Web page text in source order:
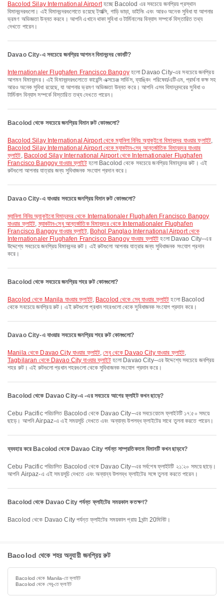
Bacolod Silay International Airportহচ্ছে Bacolod এর সবচেয়ে জনপ্রিয় প্রস্থান
বিমানবন্দরগুলো। এই বিমানবন্দরগুলোতে রয়েছে ট্যাক্সি, গাড়ি ভাড়া, ডাইনিং এবং আরও অনেক সুবিধা যা আপনার
ভ্রমণ অভিজ্ঞতা উন্নত করবে। আপনি এখানে থাকা সুবিধা ও টার্মিনালের বিন্যাস সম্পর্কে বিস্তারিত তথ্য
দেখতে পারেন।
Davao City-এ সবচেয়ে জনপ্রিয় আগমন বিমানবন্দর কোনটি?
Internationaler Flughafen Francisco Bangoyহলো Davao City-এর সবচেয়ে জনপ্রিয়
আগমন বিমানবন্দর। এই বিমানবন্দরগুলোতে কারেন্সি এক্সচেঞ্জ সার্ভিস, ব্যাঙ্কিং পরিষেবা/এটিএম, প্রার্থনা কক্ষ সহ
আরও অনেক সুবিধা রয়েছে, যা আপনার ভ্রমণ অভিজ্ঞতা উন্নত করে। আপনি এসব বিমানবন্দরের সুবিধা ও
টার্মিনাল বিন্যাস সম্পর্কে বিস্তারিত তথ্য দেখতে পারেন।
Bacolod থেকে সবচেয়ে জনপ্রিয় বিমান রুট কোনগুলো?
Bacolod Silay International Airport থেকে ম্যানিলা নিনিয় অ্যাকুইনো বিমানবন্দর যাওয়ার ফ্লাইট,
Bacolod Silay International Airport থেকে ম্যাকটান-সেবু আন্তর্জাতিক বিমানবন্দর যাওয়ার
ফ্লাইট, Bacolod Silay International Airport থেকে Internationaler Flughafen
Francisco Bangoy যাওয়ার ফ্লাইটহলো Bacolod থেকে সবচেয়ে জনপ্রিয় বিমানবন্দর রুট। এই
রুটগুলো আপনার যাত্রার জন্য সুবিধাজনক সংযোগ প্রদান করে।
Davao City-এ যাওয়ার সবচেয়ে জনপ্রিয় বিমান রুট কোনগুলো?
ম্যানিলা নিনিয় অ্যাকুইনো বিমানবন্দর থেকে Internationaler Flughafen Francisco Bangoy
যাওয়ার ফ্লাইট,ম্যাকটান-সেবু আন্তর্জাতিক বিমানবন্দর থেকে Internationaler Flughafen
Francisco Bangoy যাওয়ার ফ্লাইট, Bohol Panglao International Airport থেকে
Internationaler Flughafen Francisco Bangoy যাওয়ার ফ্লাইট হলো Davao City–এর
উদ্দেশ্যে সবচেয়ে জনপ্রিয় বিমানবন্দর রুট। এই রুটগুলো আপনার যাত্রার জন্য সুবিধাজনক সংযোগ প্রদান
করে।
Bacolod থেকে সবচেয়ে জনপ্রিয় শহর রুট কোনগুলো?
Bacolod থেকে Manila যাওয়ার ফ্লাইট, Bacolod থেকে সেবু যাওয়ার ফ্লাইট হলো Bacolod
থেকে সবচেয়ে জনপ্রিয় রুট। এই রুটগুলো প্রধান শহরগুলো থেকে সুবিধাজনক সংযোগ প্রদান করে।
Davao City-এ যাওয়ার সবচেয়ে জনপ্রিয় শহর রুট কোনগুলো?
Manila থেকে Davao City যাওয়ার ফ্লাইট,সেবু থেকে Davao City যাওয়ার ফ্লাইট,
Tagbilaran থেকে Davao City যাওয়ার ফ্লাইটহলো Davao City–এর উদ্দেশ্যে সবচেয়ে জনপ্রিয়
শহর রুট। এই রুটগুলো প্রধান শহরগুলো থেকে সুবিধাজনক সংযোগ প্রদান করে।
Bacolod থেকে Davao City-এ -এর সবচেয়ে আগের ফ্লাইট কখন ছাড়ে?
Cebu Pacific পরিচালিত Bacolod থেকে Davao City–এর সবচেয়েতম ফ্লাইটটি ১৭:৫০ সময়ে
ছাড়ে। আপনি Airpaz-এ এই সময়সূচি দেখতে এবং অন্যান্য উপলব্ধ ফ্লাইটের সাথে তুলনা করতে পারেন।
ব্যবহার করে Bacolod থেকে Davao City পর্যন্ত সাম্প্রতিকতম বিমানটি কখন ছাড়বে?
Cebu Pacific পরিচালিত Bacolod থেকে Davao City–এর সর্বশেষ ফ্লাইটটি ২১:২০ সময়ে ছাড়ে।
আপনি Airpaz-এ এই সময়সূচি দেখতে এবং অন্যান্য উপলব্ধ ফ্লাইটের সঙ্গে তুলনা করতে পারেন।
Bacolod থেকে Davao City পর্যন্ত ফ্লাইটের সময়কাল কতক্ষণ?
Bacolod থেকে Davao City পর্যন্ত ফ্লাইটের সময়কাল প্রায় 1ঘন্টা 20মিনিট।
Bacolod থেকে শহর অনুযায়ী জনপ্রিয় রুট
Bacolod থেকে Manila-তে ফ্লাইট
Bacolod থেকে সেবু-তে ফ্লাইট